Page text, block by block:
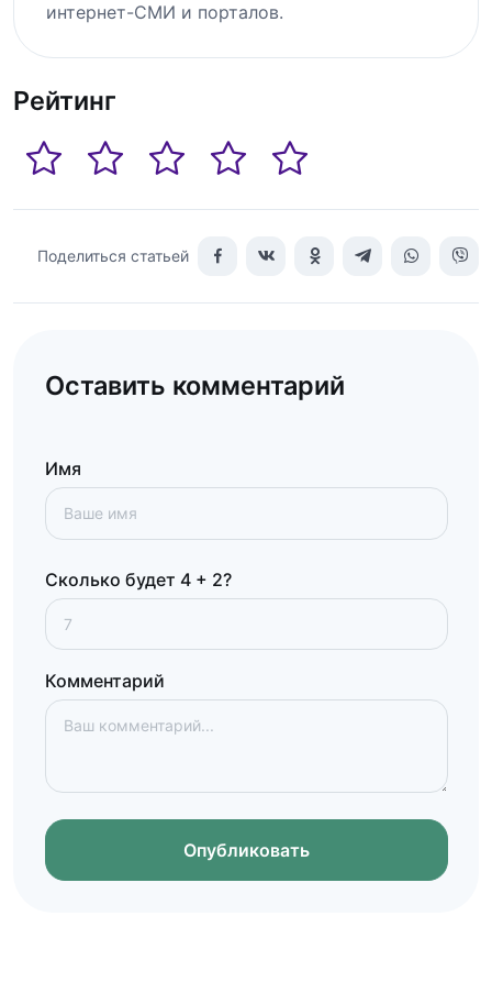
интернет-СМИ и порталов.
Рейтинг
Поделиться статьей
Оставить комментарий
Имя
Сколько будет 4 + 2?
Комментарий
Опубликовать